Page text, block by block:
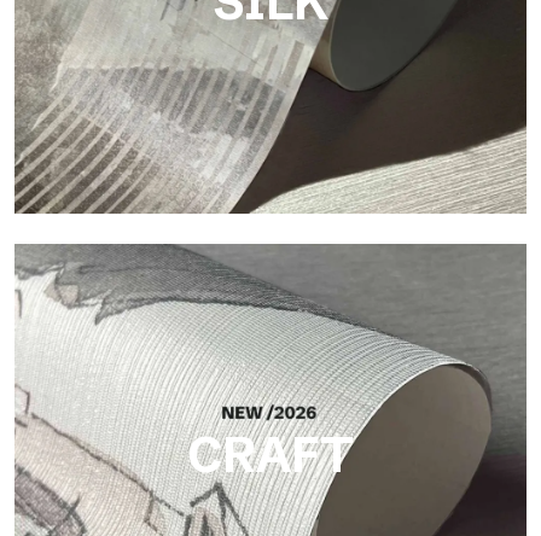
Silk
Helle und elegante Oberfläche mit feiner vertikaler Struktur,
die das Licht reflektiert und der Fläche Tiefe verleiht.
CRAFT